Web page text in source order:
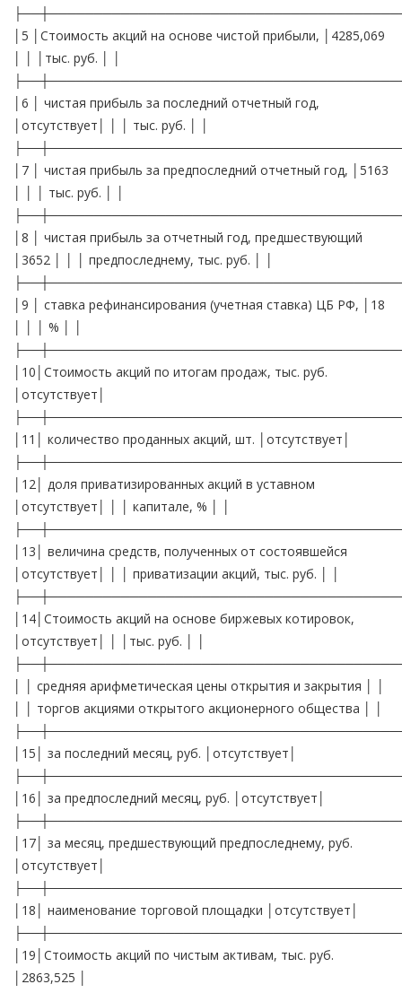
│5 │Стоимость акций на основе чистой прибыли, │4285,069
│ │ │тыс. руб. │ │
│6 │ чистая прибыль за последний отчетный год,
│отсутствует│ │ │ тыс. руб. │ │
│7 │ чистая прибыль за предпоследний отчетный год, │5163
│ │ │ тыс. руб. │ │
│8 │ чистая прибыль за отчетный год, предшествующий
│3652 │ │ │ предпоследнему, тыс. руб. │ │
│9 │ ставка рефинансирования (учетная ставка) ЦБ РФ, │18
│ │ │ % │ │
│10│Стоимость акций по итогам продаж, тыс. руб.
│отсутствует│
│11│ количество проданных акций, шт. │отсутствует│
│12│ доля приватизированных акций в уставном
│отсутствует│ │ │ капитале, % │ │
│13│ величина средств, полученных от состоявшейся
│отсутствует│ │ │ приватизации акций, тыс. руб. │ │
│14│Стоимость акций на основе биржевых котировок,
│отсутствует│ │ │тыс. руб. │ │
│ │ средняя арифметическая цены открытия и закрытия │ │
│ │ торгов акциями открытого акционерного общества │ │
│15│ за последний месяц, руб. │отсутствует│
│16│ за предпоследний месяц, руб. │отсутствует│
│17│ за месяц, предшествующий предпоследнему, руб.
│отсутствует│
│18│ наименование торговой площадки │отсутствует│
│19│Стоимость акций по чистым активам, тыс. руб.
│2863,525 │